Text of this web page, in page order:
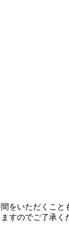
をいただくこと
すのでご了承く